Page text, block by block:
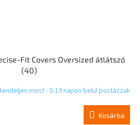
Fit Covers Oversized átlátszó
(40)
most - 5-19 napon belül postázzuk
Kosárba